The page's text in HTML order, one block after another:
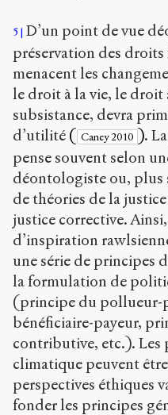
5 D’un point de vue
préservation des
menacent les
le droit à la vie, le droit
subsistance, devra
d’utilité ( Caney 2010 ).
pense souvent selon
déontologiste ou, plus
de théories de la
justice corrective.
d’inspiration
une série de principes
la formulation de
(principe du pollueur-
bénéficiaire-payeur,
contributive, etc.). Les
climatique peuvent
perspectives éthiques
fonder les principes